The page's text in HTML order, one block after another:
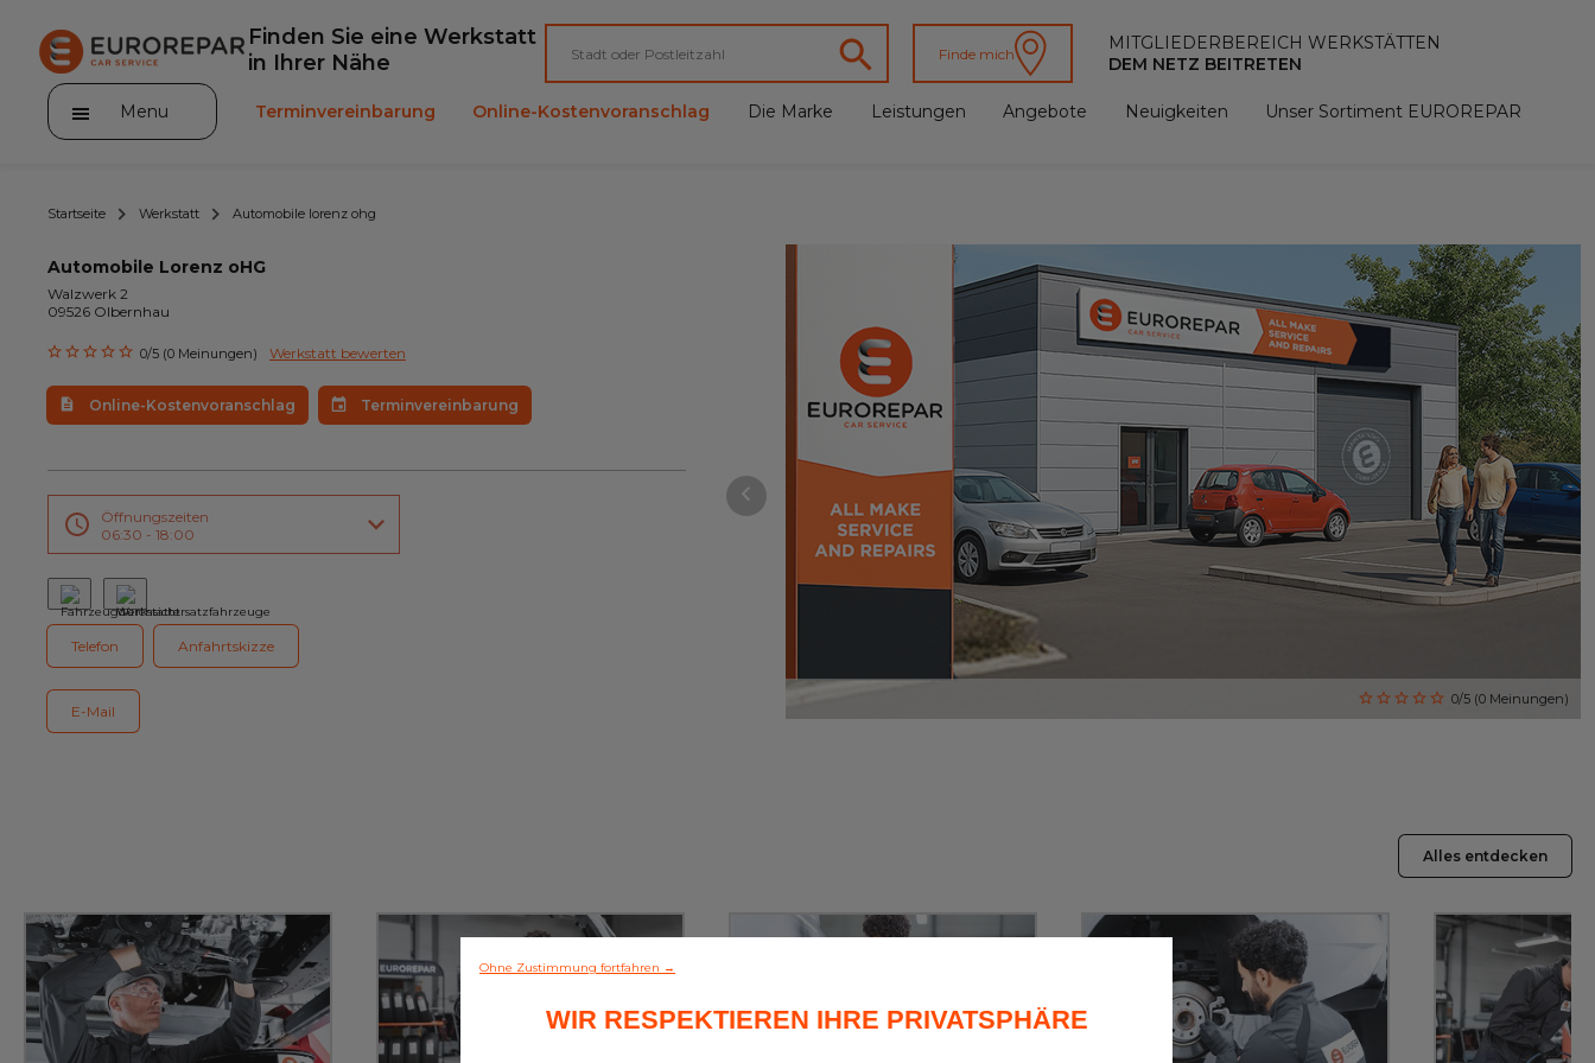
Finden Sie eine Werkstatt
in Ihrer Nähe
Finde mich
MITGLIEDERBEREICH WERKSTÄTTEN
DEM NETZ BEITRETEN
Menu
Die Marke
Leistungen
Angebote
Neuigkeiten
Unser Sortiment EUROREPAR
Terminvereinbarung Online-Kostenvoranschlag Die Marke Leistungen Angebote Neuigkeiten Unser Sortiment EUROREPAR
Startseite Werkstatt Automobile lorenz ohg
Automobile Lorenz oHG
Walzwerk 2
09526 Olbernhau
0/5 (0 Meinungen) Werkstatt bewerten
Online-Kostenvoranschlag Terminvereinbarung
Öffnungszeiten
06:30 - 18:00
Telefon Anfahrtskizze
E-Mail
0/5 (0 Meinungen)
Alles entdecken
Ohne Zustimmung fortfahren →
WIR RESPEKTIEREN IHRE PRIVATSPHÄRE